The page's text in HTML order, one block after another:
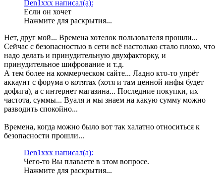
Den1xxx написал(а):
Если он хочет
Нажмите для раскрытия...
Нет, друг мой... Времена хотелок пользователя прошли...
Сейчас с безопасностью в сети всё настолько стало плохо, что
надо делать и принудительную двухфакторку, и
принудительное шифрование и т.д.
А тем более на коммерческом сайте... Ладно кто-то упрёт
аккаунт с форума о котятах (хотя и там ценной инфы будет
дофига), а с интернет магазина... Последние покупки, их
частота, суммы... Вуаля и мы знаем на какую сумму можно
разводить спокойно...
Времена, когда можно было вот так халатно относиться к
безопасности прошли...
Den1xxx написал(а):
Чего-то Вы плаваете в этом вопросе.
Нажмите для раскрытия...